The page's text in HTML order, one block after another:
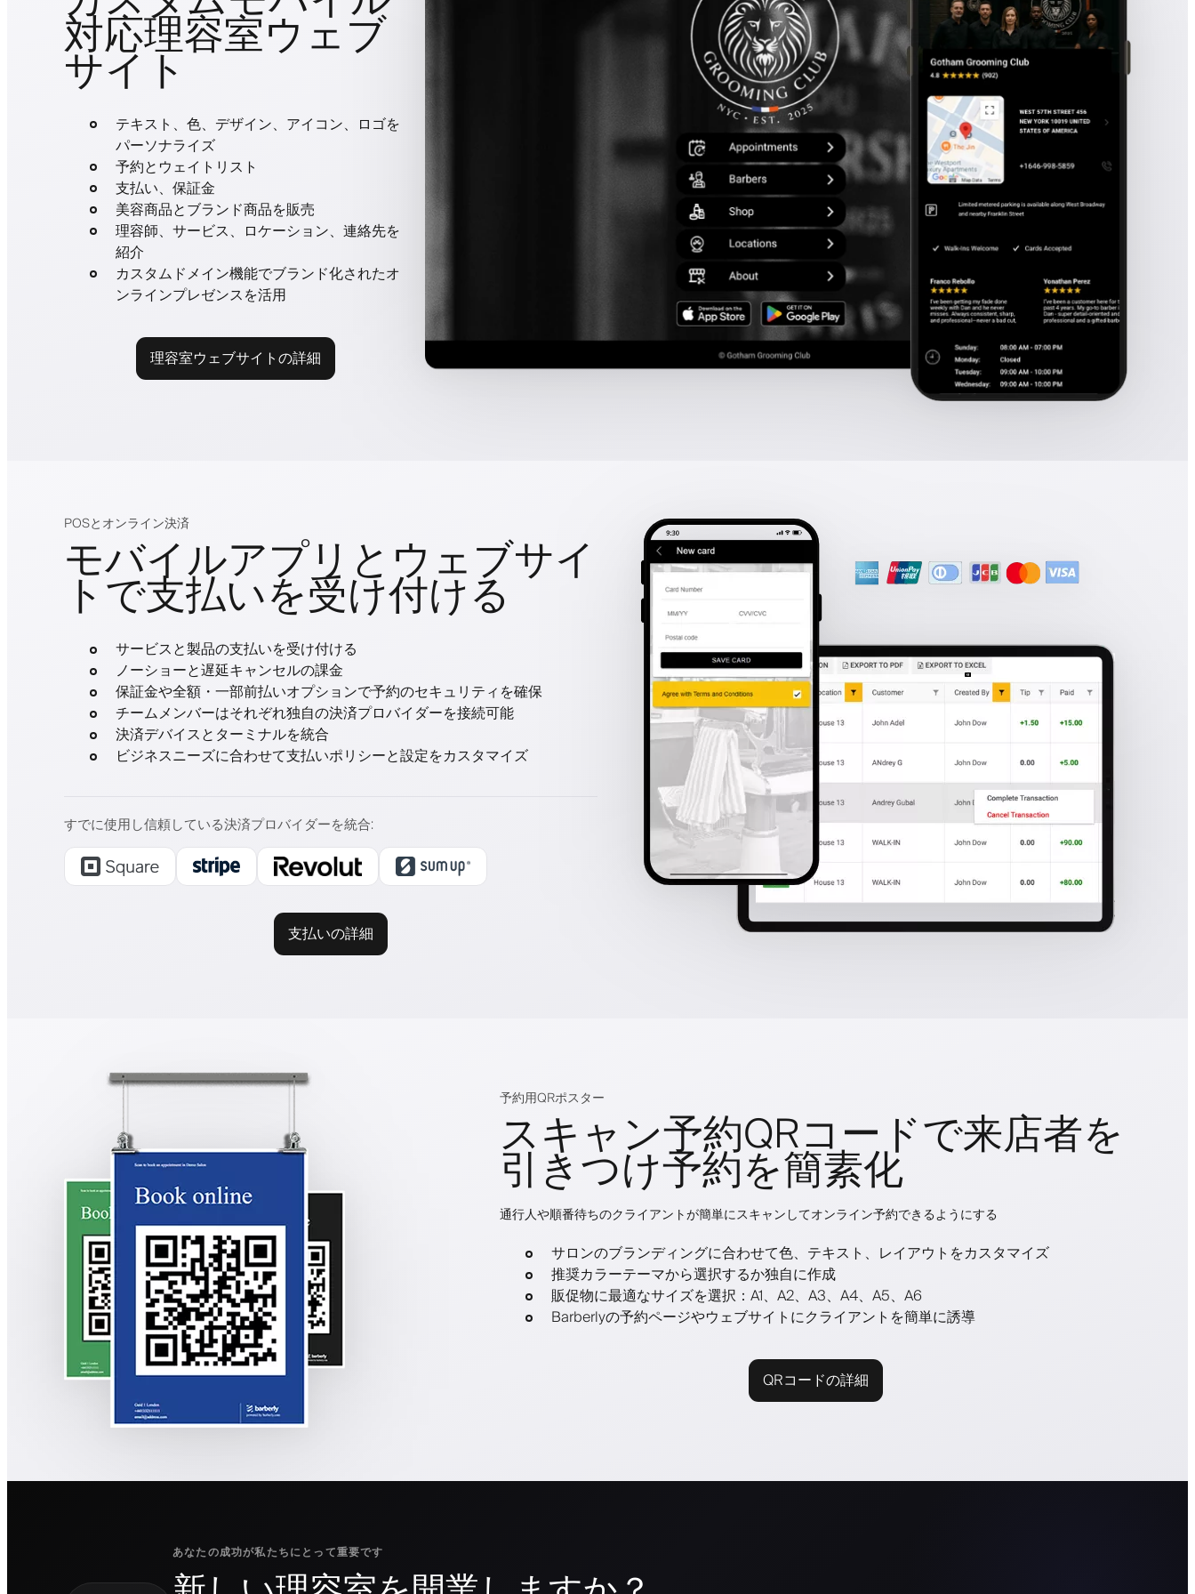
対応理容室ウェブ
サイト
テキスト、色、デザイン、アイコン、ロゴを
パーソナライズ
予約とウェイトリスト
支払い、保証金
美容商品とブランド商品を販売
理容師、サービス、ロケーション、連絡先を
紹介
カスタムドメイン機能でブランド化されたオ
ンラインプレゼンスを活用
理容室ウェブサイトの詳細
POSとオンライン決済
モバイルアプリとウェブサイ
トで支払いを受け付ける
サービスと製品の支払いを受け付ける
ノーショーと遅延キャンセルの課金
保証金や全額・一部前払いオプションで予約のセキュリティを確保
チームメンバーはそれぞれ独自の決済プロバイダーを接続可能
決済デバイスとターミナルを統合
ビジネスニーズに合わせて支払いポリシーと設定をカスタマイズ
すでに使用し信頼している決済プロバイダーを統合:
支払いの詳細
予約用QRポスター
スキャン予約QRコードで来店者を
引きつけ予約を簡素化
通行人や順番待ちのクライアントが簡単にスキャンしてオンライン予約できるようにする
サロンのブランディングに合わせて色、テキスト、レイアウトをカスタマイズ
推奨カラーテーマから選択するか独自に作成
販促物に最適なサイズを選択：A1、A2、A3、A4、A5、A6
Barberlyの予約ページやウェブサイトにクライアントを簡単に誘導
QRコードの詳細
あなたの成功が私たちにとって重要です